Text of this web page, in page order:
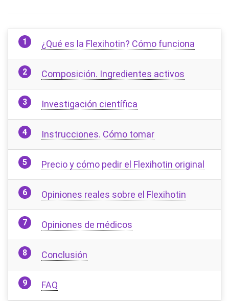
¿Qué es la Flexihotin? Cómo funciona
Composición. Ingredientes activos
Investigación científica
Instrucciones. Cómo tomar
Precio y cómo pedir el Flexihotin original
Opiniones reales sobre el Flexihotin
Opiniones de médicos
Conclusión
FAQ